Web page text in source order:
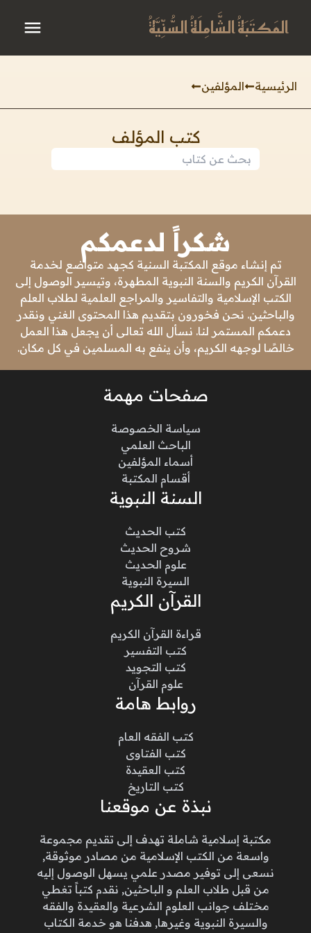
المَكتَبَةُ الشَّامِلَةُ السُّنِّيَّةُ
الرئيسية المؤلفين
كتب المؤلف
شكراً لدعمكم
تم إنشاء موقع المكتبة السنية كجهد متواضع لخدمة
القرآن الكريم والسنة النبوية المطهرة، وتيسير الوصول إلى
الكتب الإسلامية والتفاسير والمراجع العلمية لطلاب العلم
والباحثين. نحن فخورون بتقديم هذا المحتوى الغني ونقدر
دعمكم المستمر لنا. نسأل الله تعالى أن يجعل هذا العمل
خالصًا لوجهه الكريم، وأن ينفع به المسلمين في كل مكان.
صفحات مهمة
سياسة الخصوصة
الباحث العلمي
أسماء المؤلفين
أقسام المكتبة
السنة النبوية
كتب الحديث
شروح الحديث
علوم الحديث
السيرة النبوية
القرآن الكريم
قراءة القرآن الكريم
كتب التفسير
كتب التجويد
علوم القرآن
روابط هامة
كتب الفقه العام
كتب الفتاوى
كتب العقيدة
كتب التاريخ
نبذة عن موقعنا
مكتبة إسلامية شاملة تهدف إلى تقديم مجموعة
واسعة من الكتب الإسلامية من مصادر موثوقة,
نسعى إلى توفير مصدر علمي يسهل الوصول إليه
من قبل طلاب العلم و الباحثين, نقدم كتباً تغطي
مختلف جوانب العلوم الشرعية والعقيدة والفقه
والسيرة النبوية وغيرها, هدفنا هو خدمة الكتاب